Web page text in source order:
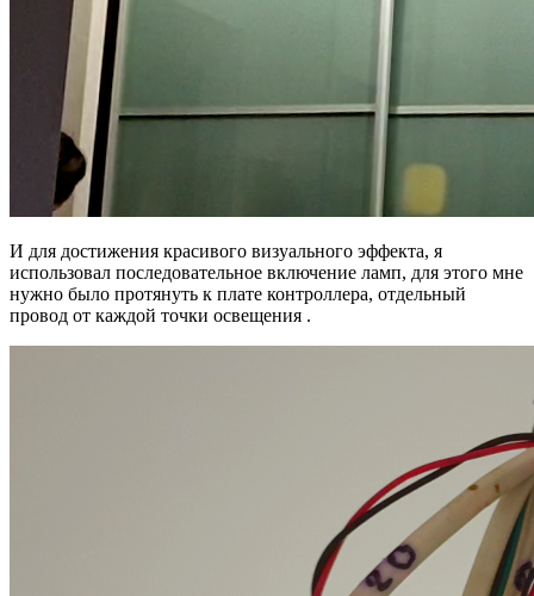
И для достижения красивого визуального эффекта, я
использовал последовательное включение ламп, для этого мне
нужно было протянуть к плате контроллера, отдельный
провод от каждой точки освещения .